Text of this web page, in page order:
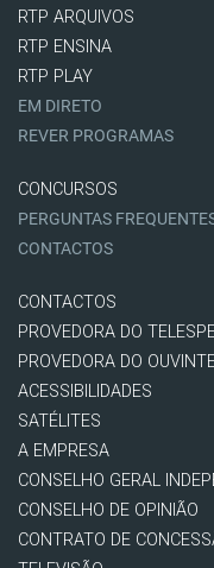
RTP ARQUIVOS
RTP ENSINA
RTP PLAY
EM DIRETO
REVER PROGRAMAS
CONCURSOS
PERGUNTAS
CONTACTOS
CONTACTOS
PROVEDORA DO
PROVEDORA DO
ACESSIBILIDADES
SATÉLITES
A EMPRESA
CONSELHO GERAL
CONSELHO DE OPINIÃO
CONTRATO DE